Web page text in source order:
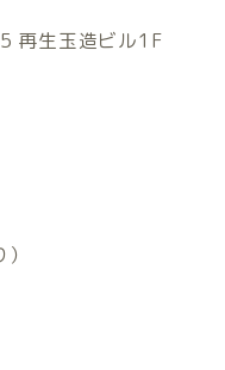
再生玉造ビル1F